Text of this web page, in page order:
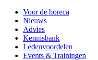
Voor de horeca
Nieuws
Advies
Kennisbank
Ledenvoordelen
Events & Trainingen